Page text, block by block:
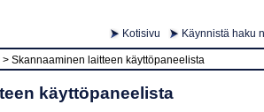
Kotisivu Käynnistä haku
> Skannaaminen laitteen käyttöpaneelista
käyttöpaneelista